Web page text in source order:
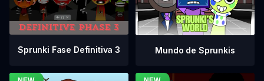
Sprunki Fase Definitiva 3 Mundo de Sprunkis